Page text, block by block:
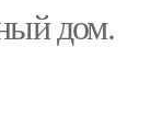
дом.